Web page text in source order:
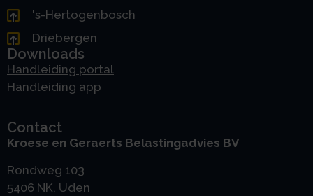
's-Hertogenbosch
Driebergen
Downloads
Handleiding portal
Handleiding app
Contact
Kroese en Geraerts Belastingadvies BV
Rondweg 103
5406 NK, Uden